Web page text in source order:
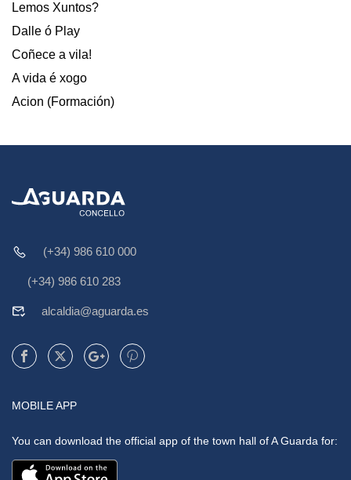
Lemos Xuntos?
Dalle ó Play
Coñece a vila!
A vida é xogo
Acion (Formación)
(+34) 986 610 000
(+34) 986 610 283
alcaldia@aguarda.es
MOBILE APP
You can download the official app of the town hall of A Guarda for: